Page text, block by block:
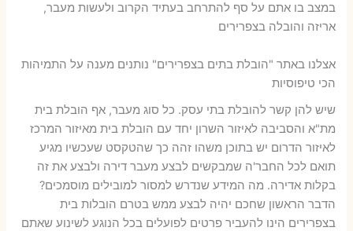
במצב בו אתם על סף להתרחב בעתיד הקרוב ולעשות מעבר,
אריזה והובלה בצפרירים
אצלנו באתר "הובלת בתים בצפרירים" נותנים מענה על התמיהות
הכי טיפוסיות
שיש להן קשר להובלת בתי עסק. כל סוג מעבר, אף הובלת בית
מת"א והסביבה לאיזור השרון יחד עם הובלת בית מאיזור המרכז
לאיזור הדרום יש בתוכן משהו זהה כך שהטקסט שעכשיו מגיע
תואם לכל החבר'ה שמבקשים לבצע מעבר דירה ולבצע את זה
בקלות אדירה. מה המידע שנדרש למסור למובילים מוסמכים?
הדבר הראשון שחכם יהיה לבצע ממש בטרם הובלות בית
בצפרירים הינו להעביר פרטים לפועלים בכל הנוגע לשינוע שאתם